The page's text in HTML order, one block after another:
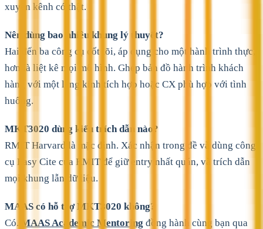
xuyên kênh có thật.
Nên dùng bao nhiêu khung lý thuyết?
Hai đến ba công cụ cốt lõi, áp dụng cho một hành trình thực,
hơn là liệt kê mọi mô hình. Ghép bản đồ hành trình khách
hàng với một lăng kính tích hợp hoặc CX phù hợp với tình
huống.
MKT3020 dùng kiểu trích dẫn nào?
RMIT Harvard là mặc định. Xác nhận trong đề và dùng công
cụ Easy Cite của RMIT để giữ entry nhất quán, và trích dẫn
mọi khung lẫn dữ liệu.
MAAS có hỗ trợ MKT3020 không?
Có. MAAS Academic Mentoring đồng hành cùng bạn qua